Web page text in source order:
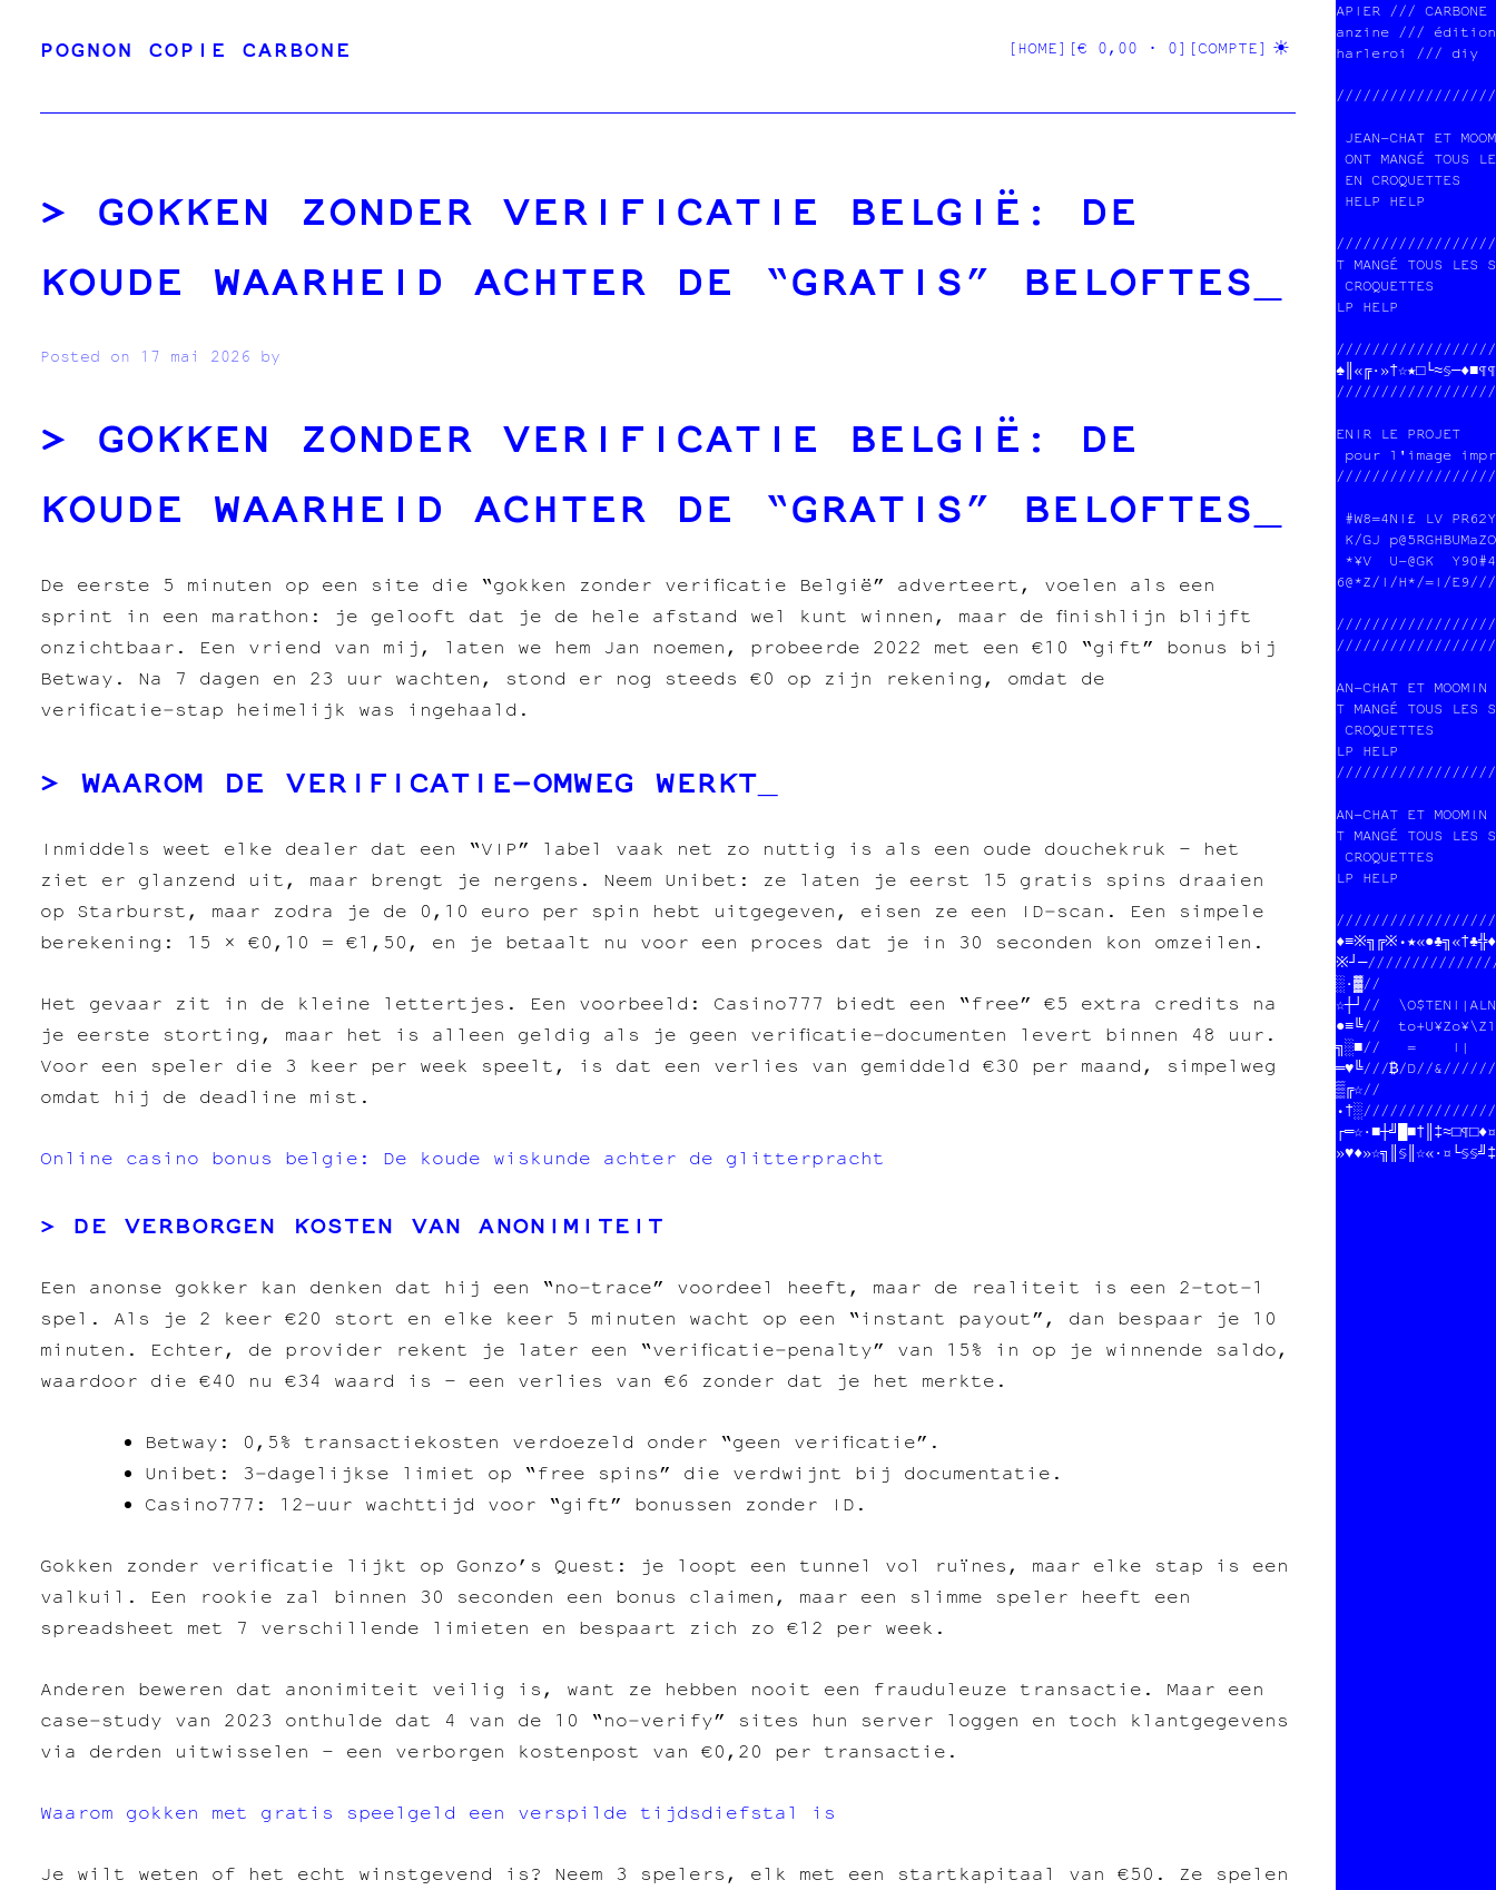
APIER ///
anzine ///
harleroi ///
JEAN-CHAT ET
ONT MANGÉ TOUS
EN
HELP
T MANGÉ TOUS LES
LP
ENIR LE
pour l'image
SOUTENIR LE
tout pour
AN-CHAT ET
T MANGÉ TOUS LES
LP
1EE252O4/
aNTL¥DM&O2G ZJX
YX /¥ %
☆┼┘//  SOUTENIR
●≡╚//  tout pour
▒╔☆//
to
POGNON COPIE CARBONE [HOME] [€ 0,00 · 0] [COMPTE]
GOKKEN ZONDER VERIFICATIE BELGIË: DE
KOUDE WAARHEID ACHTER DE “GRATIS” BELOFTES
Posted on 17 mai 2026 by
GOKKEN ZONDER VERIFICATIE BELGIË: DE
KOUDE WAARHEID ACHTER DE “GRATIS” BELOFTES
De eerste 5 minuten op een site die “gokken zonder verificatie België” adverteert, voelen als een
sprint in een marathon: je gelooft dat je de hele afstand wel kunt winnen, maar de finishlijn blijft
onzichtbaar. Een vriend van mij, laten we hem Jan noemen, probeerde 2022 met een €10 “gift” bonus bij
Betway. Na 7 dagen en 23 uur wachten, stond er nog steeds €0 op zijn rekening, omdat de
verificatie‑stap heimelijk was ingehaald.
WAAROM DE VERIFICATIE‑OMWEG WERKT
Inmiddels weet elke dealer dat een “VIP” label vaak net zo nuttig is als een oude douchekruk – het
ziet er glanzend uit, maar brengt je nergens. Neem Unibet: ze laten je eerst 15 gratis spins draaien
op Starburst, maar zodra je de 0,10 euro per spin hebt uitgegeven, eisen ze een ID‑scan. Een simpele
berekening: 15 × €0,10 = €1,50, en je betaalt nu voor een proces dat je in 30 seconden kon omzeilen.
Het gevaar zit in de kleine lettertjes. Een voorbeeld: Casino777 biedt een “free” €5 extra credits na
je eerste storting, maar het is alleen geldig als je geen verificatie‑documenten levert binnen 48 uur.
Voor een speler die 3 keer per week speelt, is dat een verlies van gemiddeld €30 per maand, simpelweg
omdat hij de deadline mist.
Online casino bonus belgie: De koude wiskunde achter de glitterpracht
DE VERBORGEN KOSTEN VAN ANONIMITEIT
Een anonse gokker kan denken dat hij een “no‑trace” voordeel heeft, maar de realiteit is een 2‑tot‑1
spel. Als je 2 keer €20 stort en elke keer 5 minuten wacht op een “instant payout”, dan bespaar je 10
minuten. Echter, de provider rekent je later een “verificatie‑penalty” van 15% in op je winnende saldo,
waardoor die €40 nu €34 waard is – een verlies van €6 zonder dat je het merkte.
Betway: 0,5% transactiekosten verdoezeld onder “geen verificatie”.
Unibet: 3‑dagelijkse limiet op “free spins” die verdwijnt bij documentatie.
Casino777: 12‑uur wachttijd voor “gift” bonussen zonder ID.
Gokken zonder verificatie lijkt op Gonzo’s Quest: je loopt een tunnel vol ruïnes, maar elke stap is een
valkuil. Een rookie zal binnen 30 seconden een bonus claimen, maar een slimme speler heeft een
spreadsheet met 7 verschillende limieten en bespaart zich zo €12 per week.
Anderen beweren dat anonimiteit veilig is, want ze hebben nooit een frauduleuze transactie. Maar een
case‑study van 2023 onthulde dat 4 van de 10 “no‑verify” sites hun server loggen en toch klantgegevens
via derden uitwisselen – een verborgen kostenpost van €0,20 per transactie.
Waarom gokken met gratis speelgeld een verspilde tijdsdiefstal is
Je wilt weten of het echt winstgevend is? Neem 3 spelers, elk met een startkapitaal van €50. Ze spelen